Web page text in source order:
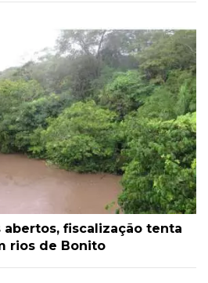
abertos, fiscalização tenta
rios de Bonito